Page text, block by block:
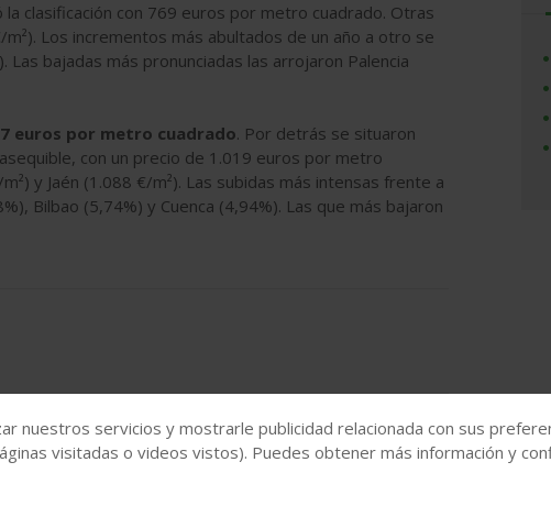
clasificación con 769 euros por metro cuadrado. Otras
Los incrementos más abultados de un año a otro se
bajadas más pronunciadas las arrojaron Palencia
euros por metro cuadrado. Por detrás se situaron
con un precio de 1.019 euros por metro
y Jaén (1.088 €/m²). Las subidas más intensas frente a
Bilbao (5,74%) y Cuenca (4,94%). Las que más bajaron
nuestros servicios y mostrarle publicidad relacionada con sus
visitadas o videos vistos). Puedes obtener más información y